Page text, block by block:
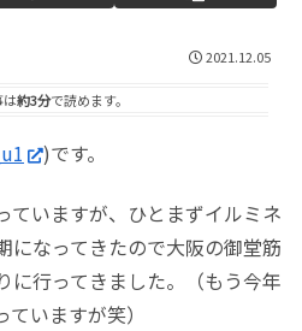
2021.12.05
は約3分で読めます。
)です。
ていますが、ひとまずイルミネ
になってきたので大阪の御堂筋
に行ってきました。（もう今年
いますが笑）